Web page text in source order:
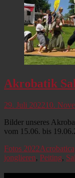
Akrobatik
Veröffentlicht
29. Juli 202210.
Bilder unseres
vom 15.06. bis
Kategorien
Fotos 2022Schlagworte
Acrobatica
jonglieren, Peiting,